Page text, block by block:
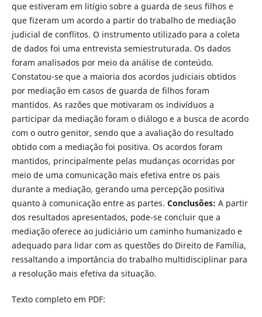
que estiveram em litígio sobre a guarda de seus filhos e
que fizeram um acordo a partir do trabalho de mediação
judicial de conflitos. O instru­mento utilizado para a coleta
de dados foi uma entrevista semiestruturada. Os dados
foram analisados por meio da análise de conteúdo.
Constatou-se que a maioria dos acordos judiciais obtidos
por mediação em casos de guarda de filhos foram
mantidos. As razões que motivaram os indivíduos a
participar da mediação foram o diálogo e a busca de acordo
com o outro genitor, sendo que a avaliação do resultado
obtido com a mediação foi positiva. Os acordos foram
mantidos, principalmente pelas mudanças ocorridas por
meio de uma comunicação mais efetiva entre os pais
durante a mediação, gerando uma percepção positiva
quanto à comunicação entre as partes. Conclusões: A par­tir
dos resultados apresentados, pode-se concluir que a
mediação oferece ao judiciário um caminho humanizado e
adequado para lidar com as questões do Direito de Família,
ressaltando a importância do trabalho multidisciplinar para
a resolução mais efetiva da situação.
Texto completo em PDF: